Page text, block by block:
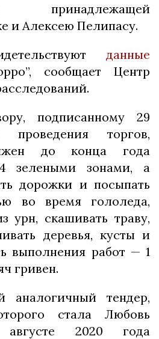
1”, принадлежащей
и Алексею Пелипасу.
данные
сообщает Центр
подписанному 29
проведения торгов,
до конца года
зелеными зонами, а
дорожки и посыпать
во время гололеда,
урн, скашивать траву,
деревья, кусты и
выполнения работ — 1
гривен.
аналогичный тендер,
стала Любовь
2020 года